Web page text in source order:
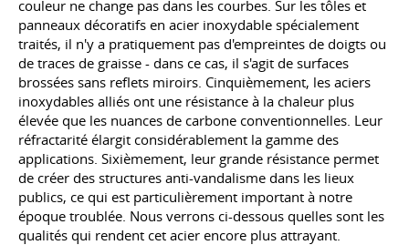
couleur ne change pas dans les courbes. Sur les tôles et
panneaux décoratifs en acier inoxydable spécialement
traités, il n'y a pratiquement pas d'empreintes de doigts ou
de traces de graisse - dans ce cas, il s'agit de surfaces
brossées sans reflets miroirs. Cinquièmement, les aciers
inoxydables alliés ont une résistance à la chaleur plus
élevée que les nuances de carbone conventionnelles. Leur
réfractarité élargit considérablement la gamme des
applications. Sixièmement, leur grande résistance permet
de créer des structures anti-vandalisme dans les lieux
publics, ce qui est particulièrement important à notre
époque troublée. Nous verrons ci-dessous quelles sont les
qualités qui rendent cet acier encore plus attrayant.